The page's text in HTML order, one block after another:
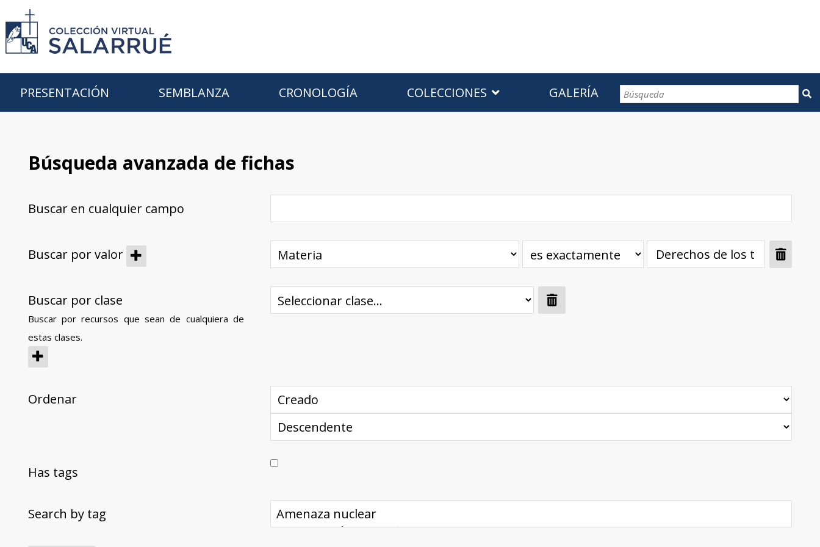
PRESENTACIÓN SEMBLANZA CRONOLOGÍA COLECCIONES GALERÍA CONTACTOS
Búsqueda avanzada de fichas
Buscar en cualquier campo
Buscar por valor
Buscar por clase
Buscar por recursos que sean de cualquiera de
estas clases.
Ordenar
Has tags
Search by tag